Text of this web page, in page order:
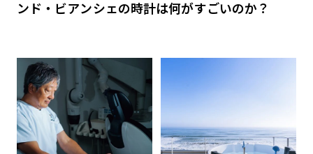
ンド・ビアンシェの時計は何がすごいのか？